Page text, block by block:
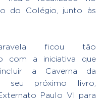
do Colégio, junto às
ficou tão
com a iniciativa que
a Caverna da
seu próximo livro,
Paulo VI para